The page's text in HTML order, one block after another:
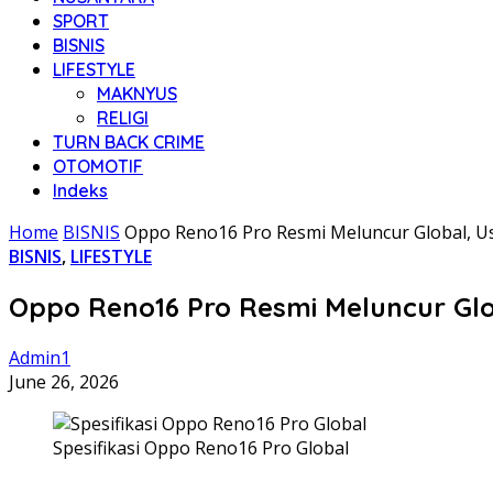
SPORT
BISNIS
LIFESTYLE
MAKNYUS
RELIGI
TURN BACK CRIME
OTOMOTIF
Indeks
Home BISNIS Oppo Reno16 Pro Resmi Meluncur Global,
BISNIS, LIFESTYLE
Oppo Reno16 Pro Resmi Meluncur
Admin1
June 26, 2026
Spesifikasi Oppo Reno16 Pro Global